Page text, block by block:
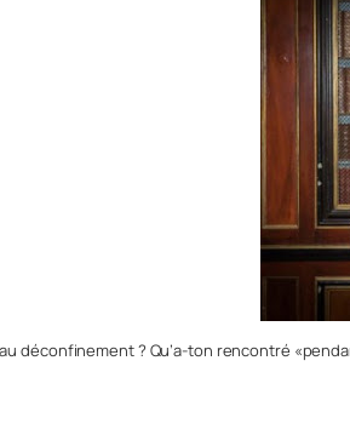
déconfinement ? Qu’a-ton rencontré